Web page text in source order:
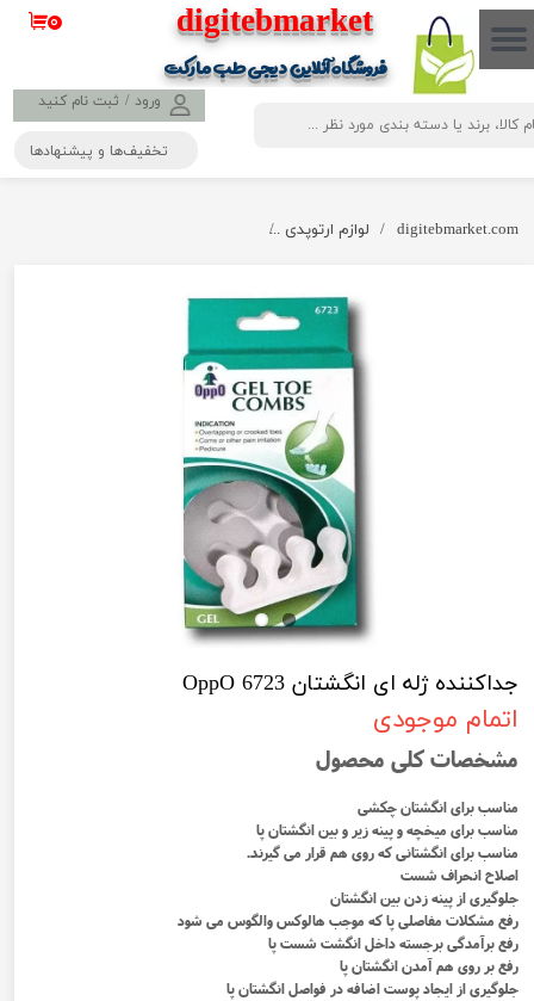
​​​​​​​​digitebmarket
فروشگاه آنلاین دیجی طب مارکت
ورود / ثبت نام کنید
حساب کاربری من
تغییر گذر واژه
۰
تخفیف‌ها و پیشنهادها
digitebmarket.com لوازم ارتوپدی
جداکننده ژله ای انگشتان 6723 OppO
اتمام موجودی
مشخصات کلی محصول
مناسب برای انگشتان چکشی
مناسب برای میخچه و پینه زیر و بین انگشتان پا
مناسب برای انگشتانی که روی هم قرار می گیرند.
اصلاح انحراف شست
جلوگیری از پینه زدن بین انگشتان
رفع مشکلات مفاصلی پا که موجب هالوکس والگوس می شود
رفع برآمدگی برجسته داخل انگشت شست پا
رفع بر روی هم آمدن انگشتان پا
جلوگیری از ایجاد پوست اضافه در فواصل انگشتان پا